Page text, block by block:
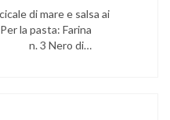
di mare e salsa ai
la pasta: Farina
3 Nero di